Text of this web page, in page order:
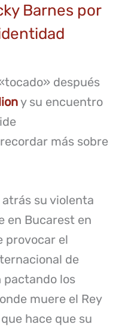
Barnes por
después
y su encuentro
más sobre
su violenta
en Bucarest en
provocar el
de
pactando los
muere el Rey
que hace que su